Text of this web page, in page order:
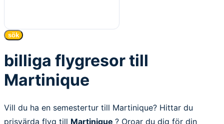
sök
billiga flygresor till
Martinique
Vill du ha en semestertur till Martinique? Hittar du
prisvärda flyg till Martinique ? Oroar du dig för din